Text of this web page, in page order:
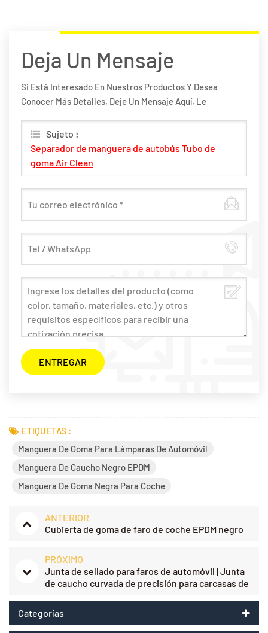
Deja Un Mensaje
Si Está Interesado En Nuestros Productos Y Desea
Conocer Más Detalles, Deje Un Mensaje Aquí, Le
Sujeto :
Separador de manguera de autobús Tubo de
goma Air Clean
ETIQUETAS :
Manguera De Goma Para Lámparas De Automóvil
Manguera De Caucho Negro EPDM
Manguera De Goma Negra Para Coche
ANTERIOR
Cubierta de goma de faro de coche EPDM negro
PRÓXIMO
Junta de sellado para faros de automóvil | Junta
de caucho curvada de precisión para carcasas de
Categorías